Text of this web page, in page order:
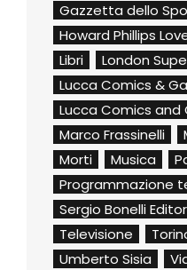
Gazzetta dello
Howard Phillips
Libri
London
Lucca Comics &
Lucca Comics and
Marco Frassinelli
Morti
Musica
Programmazione
Sergio Bonelli
Televisione
Umberto Sisia